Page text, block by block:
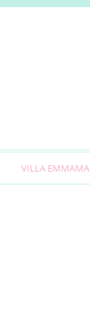
VILLA EMMAMA